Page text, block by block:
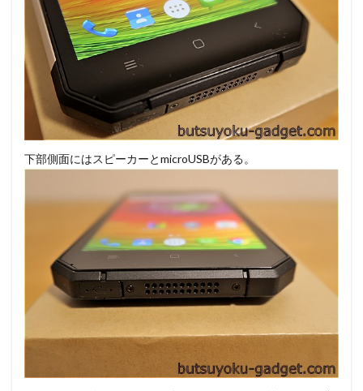
下部側面にはスピーカーとmicroUSBがある。